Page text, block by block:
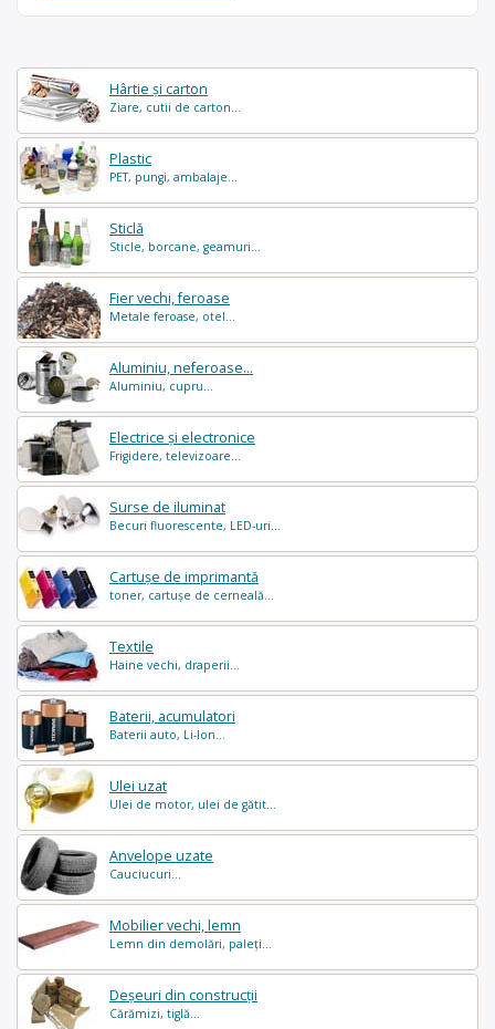
Hârtie și carton
Ziare, cutii de carton...
Plastic
PET, pungi, ambalaje...
Sticlă
Sticle, borcane, geamuri...
Fier vechi, feroase
Metale feroase, otel...
Aluminiu, neferoase...
Aluminiu, cupru...
Electrice și electronice
Frigidere, televizoare...
Surse de iluminat
Becuri fluorescente, LED-uri...
Cartușe de imprimantă
toner, cartușe de cerneală...
Textile
Haine vechi, draperii...
Baterii, acumulatori
Baterii auto, Li-Ion...
Ulei uzat
Ulei de motor, ulei de gătit...
Anvelope uzate
Cauciucuri...
Mobilier vechi, lemn
Lemn din demolări, paleți...
Deșeuri din construcții
Cărămizi, tiglă...